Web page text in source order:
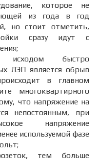
которое не
из года в год
но стоит отметить,
сразу идут с
исходом быстро
ЛЭП является обрыв
в главном
многоквартирного
что напряжение на
непостоянным, при
напряжение
используемой фазе
тем больше